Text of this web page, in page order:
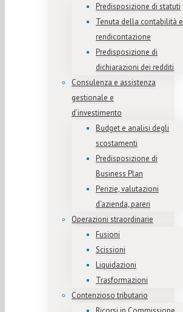
Predisposizione di statuti
Tenuta della contabilità e
rendicontazione
Predisposizione di
dichiarazioni dei redditi
Consulenza e assistenza
gestionale e
d’investimento
Budget e analisi degli
scostamenti
Predisposizione di
Business Plan
Perizie, valutazioni
d’azienda, pareri
Operazioni straordinarie
Fusioni
Scissioni
Liquidazioni
Trasformazioni
Contenzioso tributario